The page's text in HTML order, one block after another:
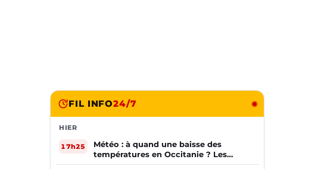
FIL INFO24/7
HIER
17h25
Météo : à quand une baisse des
températures en Occitanie ? Les
prévisions